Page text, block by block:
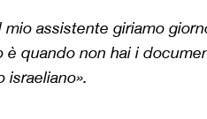
mio assistente giriamo
è quando non hai i
israeliano».